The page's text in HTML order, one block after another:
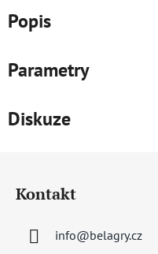
Popis
Parametry
Diskuze
Kontakt
info@belagry.cz